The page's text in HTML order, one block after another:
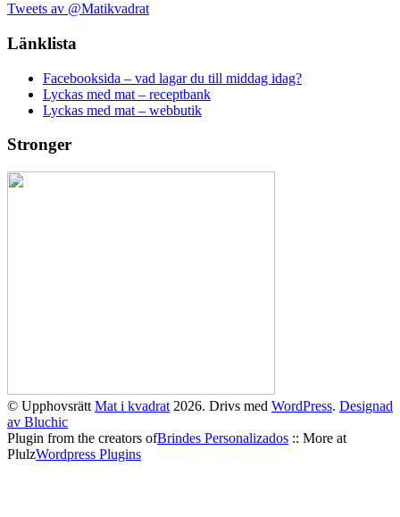
Tweets av @Matikvadrat
Länklista
Facebooksida – vad lagar du till middag idag?
Lyckas med mat – receptbank
Lyckas med mat – webbutik
Stronger
© Upphovsrätt Mat i kvadrat 2026. Drivs med WordPress. Designad
av Bluchic
Plugin from the creators ofBrindes Personalizados :: More at
PlulzWordpress Plugins